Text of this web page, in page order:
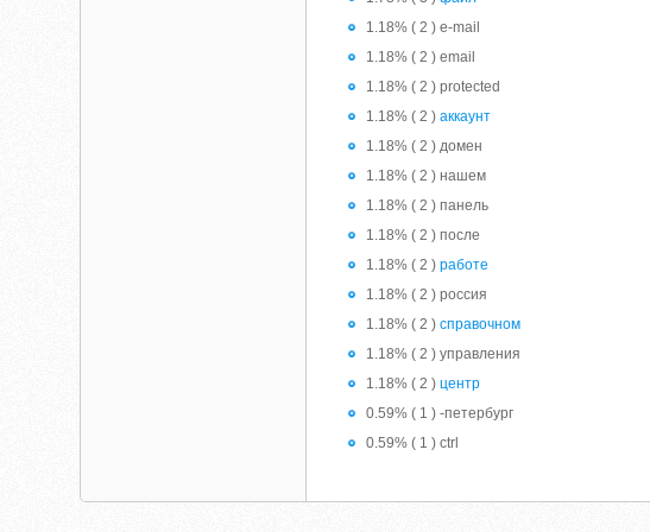
1.18% ( 2 ) e-mail
1.18% ( 2 ) email
1.18% ( 2 ) protected
1.18% ( 2 )аккаунт
1.18% ( 2 ) домен
1.18% ( 2 ) нашем
1.18% ( 2 ) панель
1.18% ( 2 ) после
1.18% ( 2 )работе
1.18% ( 2 ) россия
1.18% ( 2 )справочном
1.18% ( 2 ) управления
1.18% ( 2 )центр
0.59% ( 1 ) -петербург
0.59% ( 1 ) ctrl